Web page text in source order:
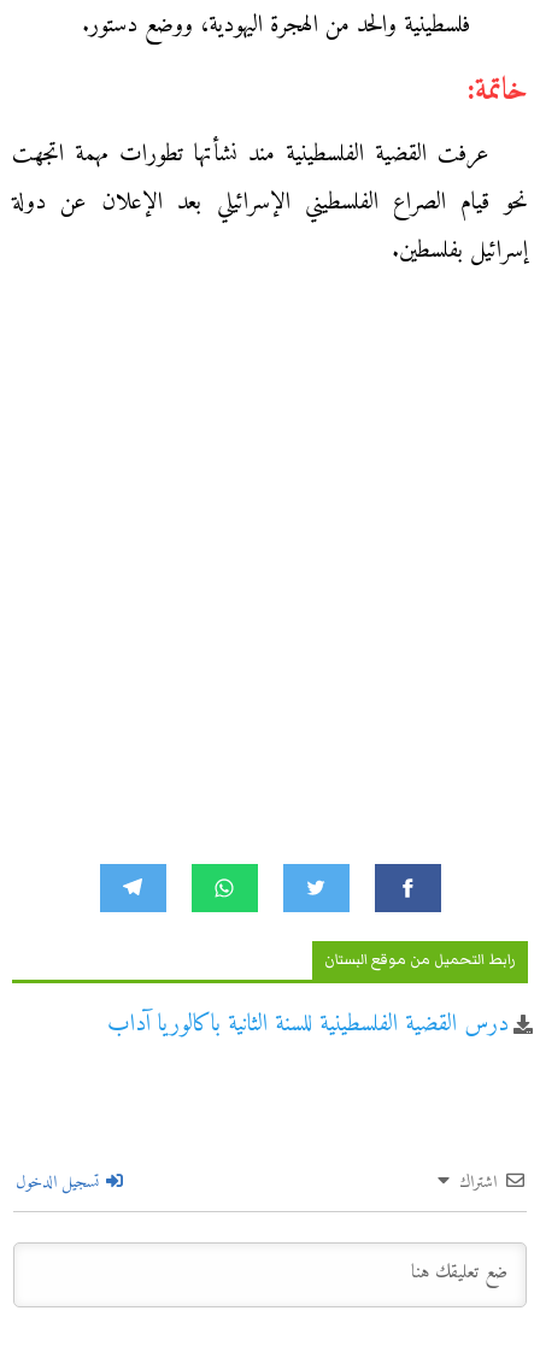
فلسطينية والحد من الهجرة اليهودية، ووضع دستور.
خاتمة:
عرفت القضية الفلسطينية مند نشأتها تطورات مهمة اتجهت
نحو قيام الصراع الفلسطيني الإسرائيلي بعد الإعلان عن دولة
إسرائيل بفلسطين.
رابط التحميل من موقع البستان
درس القضية الفلسطينية للسنة الثانية باكالوريا آداب
اشتراك تسجيل الدخول